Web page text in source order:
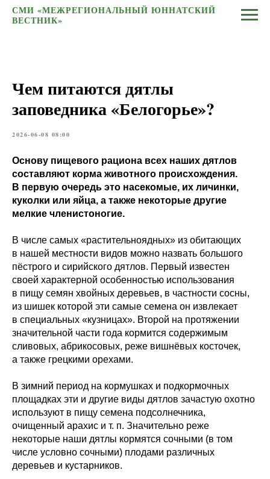
СМИ «МЕЖРЕГИОНАЛЬНЫЙ ЮННАТСКИЙ
ВЕСТНИК»
Чем питаются дятлы
заповедника «Белогорье»?
2026-06-08 08:00
Основу пищевого рациона всех наших дятлов
составляют корма животного происхождения.
В первую очередь это насекомые, их личинки,
куколки или яйца, а также некоторые другие
мелкие членистоногие.
В числе самых «растительноядных» из обитающих
в нашей местности видов можно назвать большого
пёстрого и сирийского дятлов. Первый известен
своей характерной особенностью использования
в пищу семян хвойных деревьев, в частности сосны,
из шишек которой эти самые семена он извлекает
в специальных «кузницах». Второй на протяжении
значительной части года кормится содержимым
сливовых, абрикосовых, реже вишнёвых косточек,
а также грецкими орехами.
В зимний период на кормушках и подкормочных
площадках эти и другие виды дятлов зачастую охотно
используют в пищу семена подсолнечника,
очищенный арахис и т. п. Значительно реже
некоторые наши дятлы кормятся сочными (в том
числе условно сочными) плодами различных
деревьев и кустарников.